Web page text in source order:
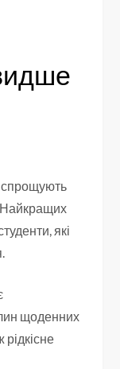
спрощують
Найкращих
які
щоденних